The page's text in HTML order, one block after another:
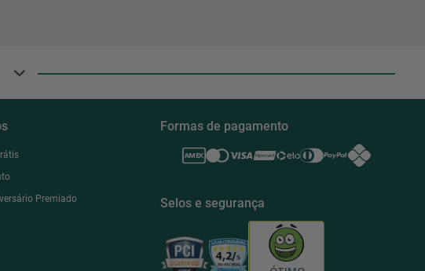
Premiado
Formas de pagamento
Selos e segurança